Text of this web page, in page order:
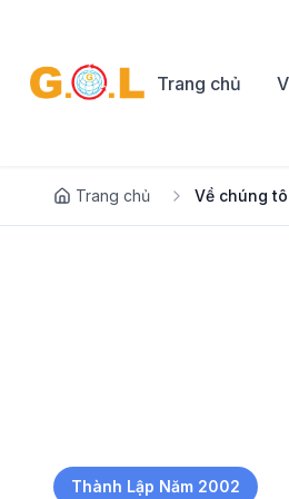
Trang chủ
Trang chủ Về chúng
Thành Lập Năm 2002